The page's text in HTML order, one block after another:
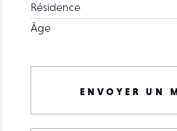
Résidence
Âge
ENVOYER UN